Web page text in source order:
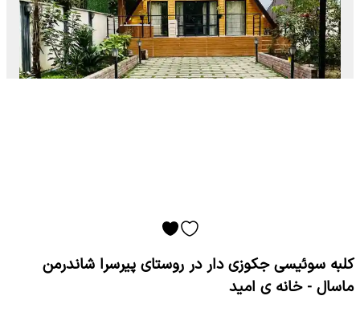
کلبه سوئیسی جکوزی دار در روستای پیرسرا شاندرمن
ماسال - خانه ی امید